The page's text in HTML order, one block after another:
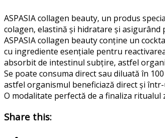
​ASPASIA collagen beauty, un produs
colagen, elastină și hidratare și
ASPASIA collagen beauty conține un
cu ingrediente esențiale pentru
absorbit de intestinul subțire, astfel
Se poate consuma direct sau diluată în
astfel organismul beneficiază direct și
O modalitate perfectă de a finaliza ritualul
Share this: